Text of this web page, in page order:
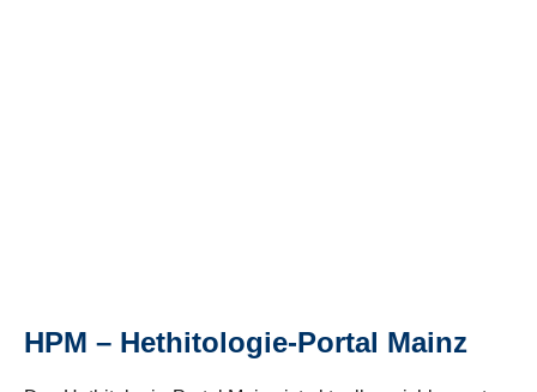
HPM – Hethitologie-Portal Mainz